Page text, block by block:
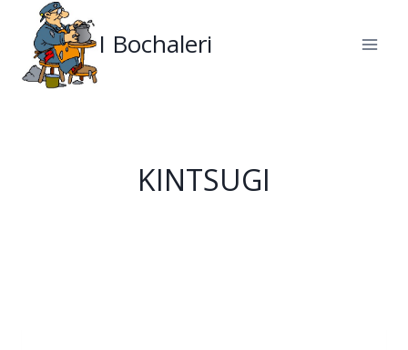
contenuto
I Bochaleri
KINTSUGI